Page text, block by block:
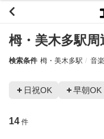
栂・美木多駅
検索条件 栂・美木多駅 音
日祝OK 早朝OK
14 件